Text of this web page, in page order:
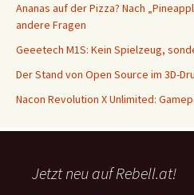
Ananas auf der Pizza? Nach
andere Fragen
Geeetech M1S: Kein Spielzeug,
Der Stand von Open Source im 3D-
Nacon Revolution X Unlimited:
Jetzt neu auf Rebell.at!